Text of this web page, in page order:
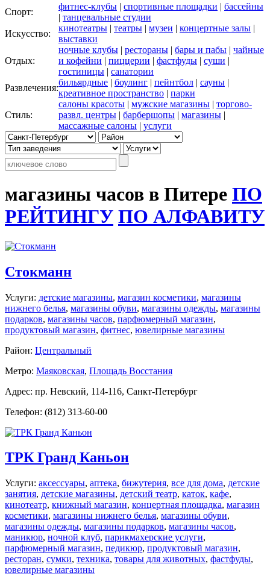
Спорт:
фитнес-клубы | спортивные площадки | бассейны
| танцевальные студии
Искусство:
кинотеатры | театры | музеи | концертные залы |
выставки
Отдых:
ночные клубы | рестораны | бары и пабы | чайные
и кофейни | пиццерии | фастфуды | суши |
гостиницы | санатории
Развлечения:
бильярдные | боулинг | пейнтбол | сауны |
креативное пространство | парки
Стиль:
салоны красоты | мужские магазины | торгово-
развл. центры | барбершопы | магазины |
массажные салоны | услуги
магазины часов в Питере ПО
РЕЙТИНГУ ПО АЛФАВИТУ
Стокманн
Услуги: детские магазины, магазин косметики, магазины
нижнего белья, магазины обуви, магазины одежды, магазины
подарков, магазины часов, парфюмерный магазин,
продуктовый магазин, фитнес, ювелирные магазины
Район: Центральный
Метро: Маяковская, Площадь Восстания
Адрес: пр. Невский, 114-116, Санкт-Петербург
Телефон: (812) 313-60-00
ТРК Гранд Каньон
Услуги: аксессуары, аптека, бижутерия, все для дома, детские
занятия, детские магазины, детский театр, каток, кафе,
кинотеатр, книжный магазин, концертная площадка, магазин
косметики, магазины нижнего белья, магазины обуви,
магазины одежды, магазины подарков, магазины часов,
маникюр, ночной клуб, парикмахерские услуги,
парфюмерный магазин, педикюр, продуктовый магазин,
ресторан, сумки, техника, товары для животных, фастфуды,
ювелирные магазины